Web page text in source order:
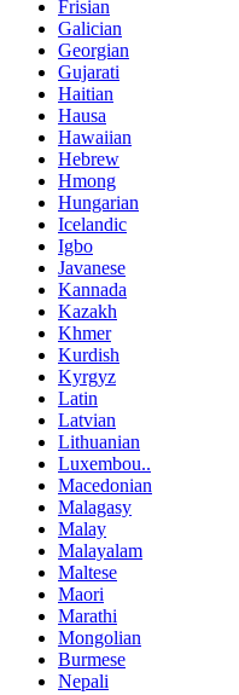
Frisian
Galician
Georgian
Gujarati
Haitian
Hausa
Hawaiian
Hebrew
Hmong
Hungarian
Icelandic
Igbo
Javanese
Kannada
Kazakh
Khmer
Kurdish
Kyrgyz
Latin
Latvian
Lithuanian
Luxembou..
Macedonian
Malagasy
Malay
Malayalam
Maltese
Maori
Marathi
Mongolian
Burmese
Nepali